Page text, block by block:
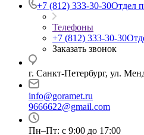
+7 (812) 333-30-30Отдел
Телефоны
+7 (812) 333-30-30
Заказать звонок
г. Санкт-Петербург, ул.
info@goramet.ru
9666622@gmail.com
Пн–Пт: с 9:00 до 17:00